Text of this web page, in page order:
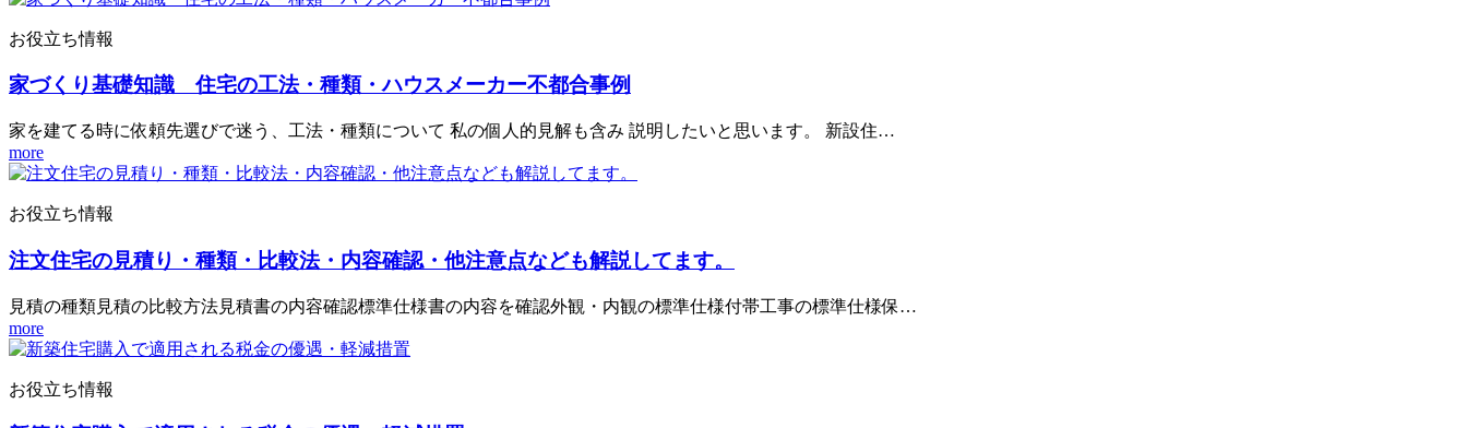
お役立ち情報
家づくり基礎知識 住宅の工法・種類・ハウスメーカー不都合事例
家を建てる時に依頼先選びで迷う、工法・種類について 私の個人的見解も含み 説明したいと思います。 新設住…
more
お役立ち情報
注文住宅の見積り・種類・比較法・内容確認・他注意点なども解説してます。
見積の種類見積の比較方法見積書の内容確認標準仕様書の内容を確認外観・内観の標準仕様付帯工事の標準仕様保…
more
お役立ち情報